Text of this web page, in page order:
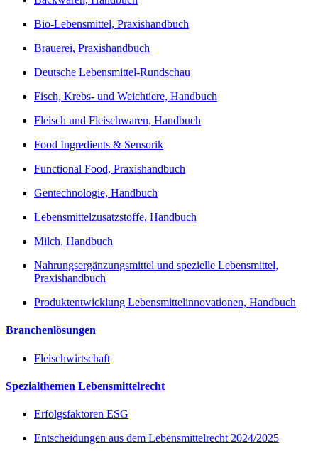
Bio-Lebensmittel, Praxishandbuch
Brauerei, Praxishandbuch
Deutsche Lebensmittel-Rundschau
Fisch, Krebs- und Weichtiere, Handbuch
Fleisch und Fleischwaren, Handbuch
Food Ingredients & Sensorik
Functional Food, Praxishandbuch
Gentechnologie, Handbuch
Lebensmittelzusatzstoffe, Handbuch
Milch, Handbuch
Nahrungsergänzungsmittel und spezielle Lebensmittel,
Praxishandbuch
Produktentwicklung Lebensmittelinnovationen, Handbuch
Branchenlösungen
Fleischwirtschaft
Spezialthemen Lebensmittelrecht
Erfolgsfaktoren ESG
Entscheidungen aus dem Lebensmittelrecht 2024/2025